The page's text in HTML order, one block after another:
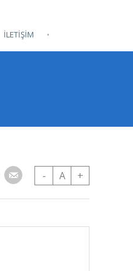
İLETİŞİM
- A +